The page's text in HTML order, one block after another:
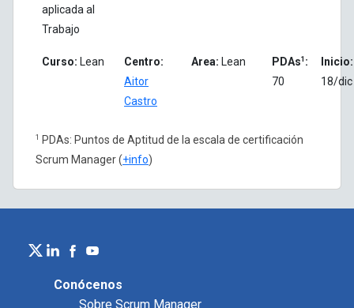
aplicada al
Trabajo
Curso: Lean
Centro:
Aitor
Castro
Area: Lean PDAs1 :
70
Inicio:
18/dic
1
PDAs: Puntos de Aptitud de la escala de certificación
Scrum Manager (+info)
Conócenos
Sobre Scrum Manager